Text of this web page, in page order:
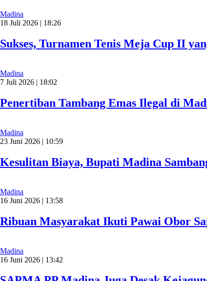
Madina
18 Juli 2026 | 18:26
Sukses, Turnamen Tenis Meja Cup II
Madina
7 Juli 2026 | 18:02
Penertiban Tambang Emas Ilegal di
Madina
23 Juni 2026 | 10:59
Kesulitan Biaya, Bupati Madina
Madina
16 Juni 2026 | 13:58
Ribuan Masyarakat Ikuti Pawai Obor
Madina
16 Juni 2026 | 13:42